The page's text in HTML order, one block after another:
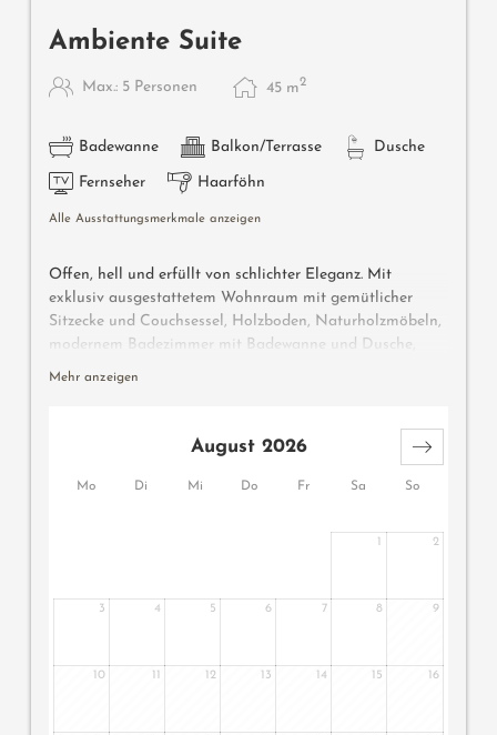
Ambiente Suite
Max.: 5 Personen 45 m2
Badewanne Balkon/Terrasse Dusche
Fernseher Haarföhn
Alle Ausstattungsmerkmale anzeigen
Offen, hell und erfüllt von schlichter Eleganz. Mit
exklusiv ausgestattetem Wohnraum mit gemütlicher
Sitzecke und Couchsessel, Holzboden, Naturholzmöbeln,
modernem Badezimmer mit Badewanne und Dusche,
Doppelwaschbecken, separatem WC, hochwertigem
Südbalkon mit Relaxliege, Garagenplatz und
Mehr anzeigen
Mo Di Mi Do Fr Sa So
August 2026
1 2
3 4 5 6 7 8 9
10 11 12 13 14 15 16